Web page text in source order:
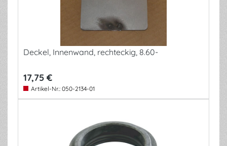
Deckel, Innenwand, rechteckig, 8.60-
17,75 €
Artikel-Nr.: 050-2134-01